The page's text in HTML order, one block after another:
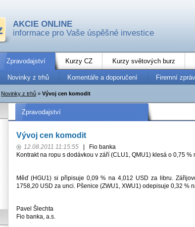
AKCIE ONLINE
informace pro Vaše úspěšné investice
Zpravodajství Kurzy CZ Kurzy světových burz
Novinky z trhů Komentáře a doporučení Firemní
Novinky z trhů » Vývoj cen komodit
Zpravodajství
Vývoj cen komodit
12.08.2011 11:15:55
Fio banka
Kontrakt na ropu s dodávkou v září (CLU1, QMU1) klesá o 0,75 %
Měď (HGU1) si připisuje 0,09 % na 4,012 USD za libru.
1758,20 USD za unci. Pšenice (ZWU1, XWU1) odepisuje 0,32 %
Pavel Šlechta
Fio banka, a.s.